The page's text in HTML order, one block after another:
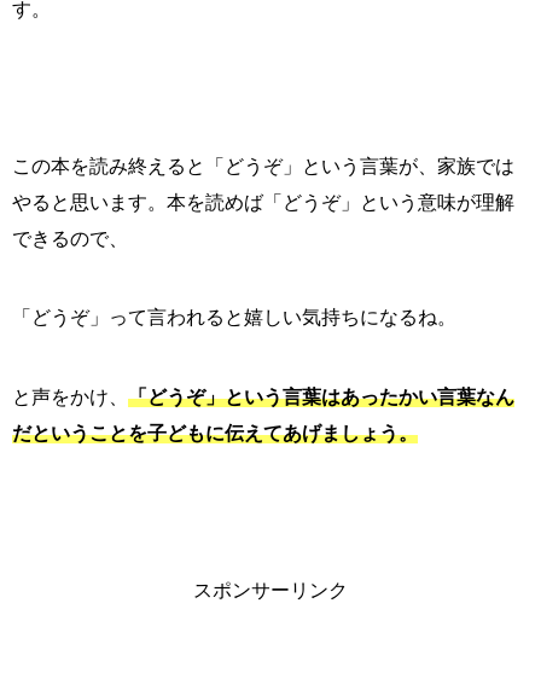
す。
この本を読み終えると「どうぞ」という言葉が、家族では
やると思います。本を読めば「どうぞ」という意味が理解
できるので、
「どうぞ」って言われると嬉しい気持ちになるね。
と声をかけ、 「どうぞ」という言葉はあったかい言葉なん
だということを子どもに伝えてあげましょう。
スポンサーリンク